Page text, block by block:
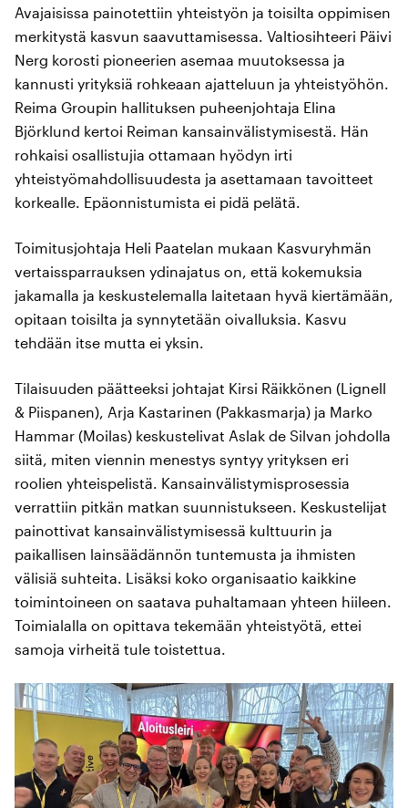
Avajaisissa painotettiin yhteistyön ja toisilta oppimisen
merkitystä kasvun saavuttamisessa. Valtiosihteeri Päivi
Nerg korosti pioneerien asemaa muutoksessa ja
kannusti yrityksiä rohkeaan ajatteluun ja yhteistyöhön.
Reima Groupin hallituksen puheenjohtaja Elina
Björklund kertoi Reiman kansainvälistymisestä. Hän
rohkaisi osallistujia ottamaan hyödyn irti
yhteistyömahdollisuudesta ja asettamaan tavoitteet
korkealle. Epäonnistumista ei pidä pelätä.
Toimitusjohtaja Heli Paatelan mukaan Kasvuryhmän
vertaissparrauksen ydinajatus on, että kokemuksia
jakamalla ja keskustelemalla laitetaan hyvä kiertämään,
opitaan toisilta ja synnytetään oivalluksia. Kasvu
tehdään itse mutta ei yksin.
Tilaisuuden päätteeksi johtajat Kirsi Räikkönen (Lignell
& Piispanen), Arja Kastarinen (Pakkasmarja) ja Marko
Hammar (Moilas) keskustelivat Aslak de Silvan johdolla
siitä, miten viennin menestys syntyy yrityksen eri
roolien yhteispelistä. Kansainvälistymisprosessia
verrattiin pitkän matkan suunnistukseen. Keskustelijat
painottivat kansainvälistymisessä kulttuurin ja
paikallisen lainsäädännön tuntemusta ja ihmisten
välisiä suhteita. Lisäksi koko organisaatio kaikkine
toimintoineen on saatava puhaltamaan yhteen hiileen.
Toimialalla on opittava tekemään yhteistyötä, ettei
samoja virheitä tule toistettua.